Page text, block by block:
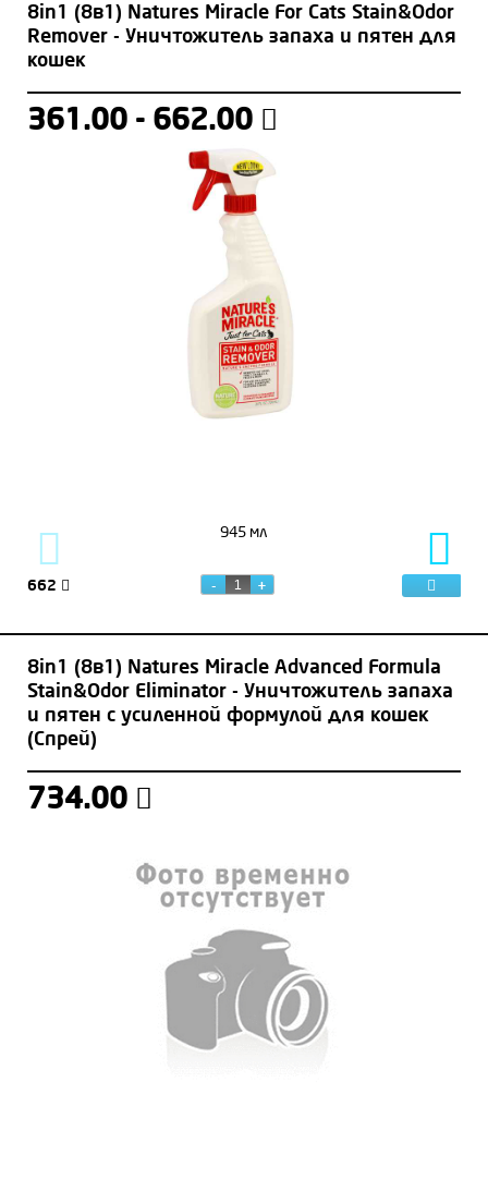
8in1 (8в1) Natures Miracle For Cats Stain&Odor
Remover - Уничтожитель запаха и пятен для
кошек
361.00 - 662.00
945 мл
662
8in1 (8в1) Natures Miracle Advanced Formula
Stain&Odor Eliminator - Уничтожитель запаха
и пятен с усиленной формулой для кошек
(Спрей)
734.00